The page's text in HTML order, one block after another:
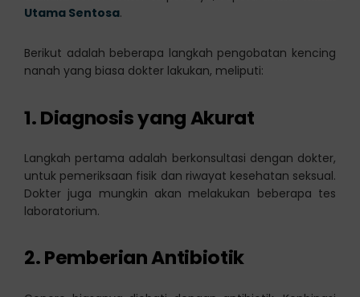
Utama Sentosa.
Berikut adalah beberapa langkah pengobatan kencing
nanah yang biasa dokter lakukan, meliputi:
1. Diagnosis yang Akurat
Langkah pertama adalah berkonsultasi dengan dokter,
untuk pemeriksaan fisik dan riwayat kesehatan seksual.
Dokter juga mungkin akan melakukan beberapa tes
laboratorium.
2. Pemberian Antibiotik